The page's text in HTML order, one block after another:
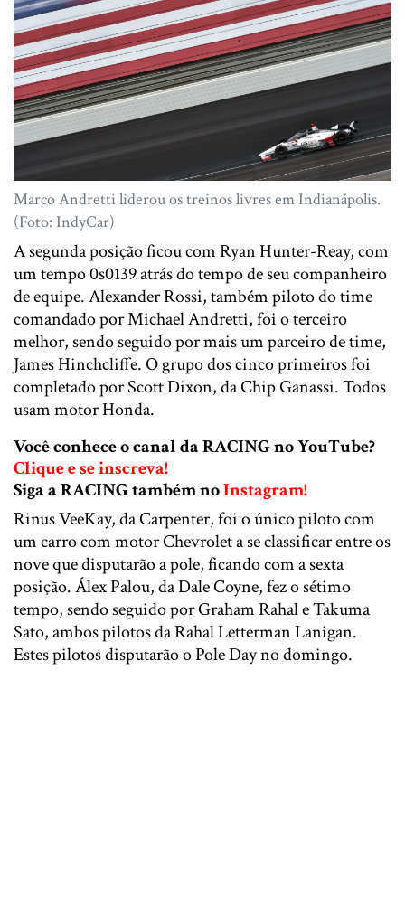
Marco Andretti liderou os treinos livres em Indianápolis.
(Foto: IndyCar)
A segunda posição ficou com Ryan Hunter-Reay, com
um tempo 0s0139 atrás do tempo de seu companheiro
de equipe. Alexander Rossi, também piloto do time
comandado por Michael Andretti, foi o terceiro
melhor, sendo seguido por mais um parceiro de time,
James Hinchcliffe. O grupo dos cinco primeiros foi
completado por Scott Dixon, da Chip Ganassi. Todos
usam motor Honda.
Você conhece o canal da RACING no YouTube?
Clique e se inscreva!
Siga a RACING também noInstagram!
Rinus VeeKay, da Carpenter, foi o único piloto com
um carro com motor Chevrolet a se classificar entre os
nove que disputarão a pole, ficando com a sexta
posição. Álex Palou, da Dale Coyne, fez o sétimo
tempo, sendo seguido por Graham Rahal e Takuma
Sato, ambos pilotos da Rahal Letterman Lanigan.
Estes pilotos disputarão o Pole Day no domingo.